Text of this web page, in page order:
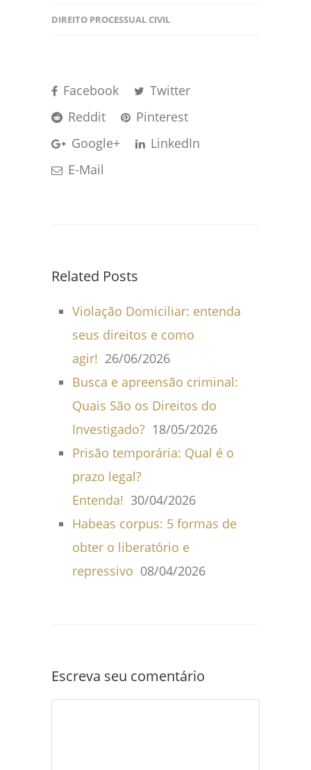
DIREITO PROCESSUAL CIVIL
Facebook
Twitter
Reddit
Pinterest
Google+
LinkedIn
E-Mail
Related Posts
Violação Domiciliar: entenda
seus direitos e como
agir! 26/06/2026
Busca e apreensão criminal:
Quais São os Direitos do
Investigado? 18/05/2026
Prisão temporária: Qual é o
prazo legal?
Entenda! 30/04/2026
Habeas corpus: 5 formas de
obter o liberatório e
repressivo 08/04/2026
Escreva seu comentário